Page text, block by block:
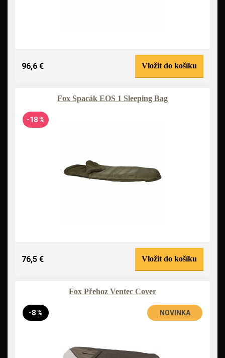
96,6 € Vložit do košíku
Fox Spacák EOS 1 Sleeping Bag
-18 %
76,5 € Vložit do košíku
Fox Přehoz Ventec Cover
-8 % NOVINKA